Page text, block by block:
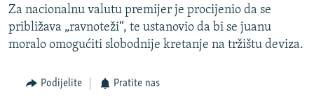
Za nacionalnu valutu premijer je procijenio da se
približava „ravnoteži“, te ustanovio da bi se juanu
moralo omogućiti slobodnije kretanje na tržištu deviza.
Podijelite Pratite nas